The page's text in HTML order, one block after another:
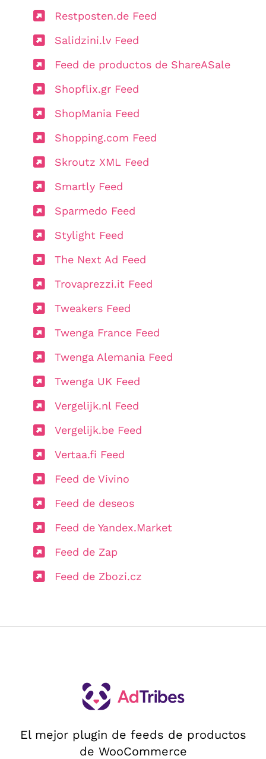
Restposten.de Feed
Salidzini.lv Feed
Feed de productos de ShareASale
Shopflix.gr Feed
ShopMania Feed
Shopping.com Feed
Skroutz XML Feed
Smartly Feed
Sparmedo Feed
Stylight Feed
The Next Ad Feed
Trovaprezzi.it Feed
Tweakers Feed
Twenga France Feed
Twenga Alemania Feed
Twenga UK Feed
Vergelijk.nl Feed
Vergelijk.be Feed
Vertaa.fi Feed
Feed de Vivino
Feed de deseos
Feed de Yandex.Market
Feed de Zap
Feed de Zbozi.cz
El mejor plugin de feeds de productos
de WooCommerce